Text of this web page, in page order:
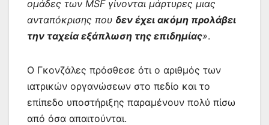
ομάδες των MSF γίνονται μάρτυρες μιας
ανταπόκρισης που δεν έχει ακόμη προλάβει
την ταχεία εξάπλωση της επιδημίας».
Ο Γκονζάλες πρόσθεσε ότι ο αριθμός των
ιατρικών οργανώσεων στο πεδίο και το
επίπεδο υποστήριξης παραμένουν πολύ πίσω
από όσα απαιτούνται.